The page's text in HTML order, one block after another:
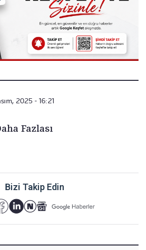
2025 - 16:21
Fazlası
Bizi Takip Edin